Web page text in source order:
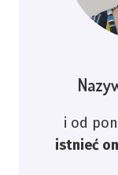
i od
istnieć